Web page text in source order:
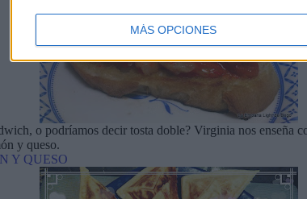
MÁS OPCIONES
o podríamos decir tosta doble? Virginia nos enseña
y queso.
Y QUESO